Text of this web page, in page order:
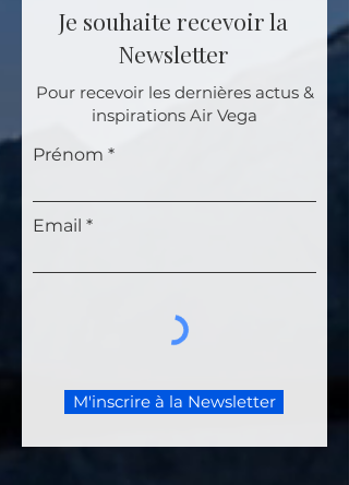
Je souhaite recevoir la
Newsletter
Pour recevoir les dernières actus &
inspirations Air Vega
Prénom
Email
M'inscrire à la Newsletter